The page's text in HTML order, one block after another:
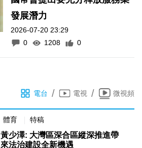
發展潛力
2026-07-20 23:29
0
1208 0
電台 / 電視 / 微視頻
體育 特稿
黃少澤: 大灣區深合區縱深推進帶
來法治建設全新機遇